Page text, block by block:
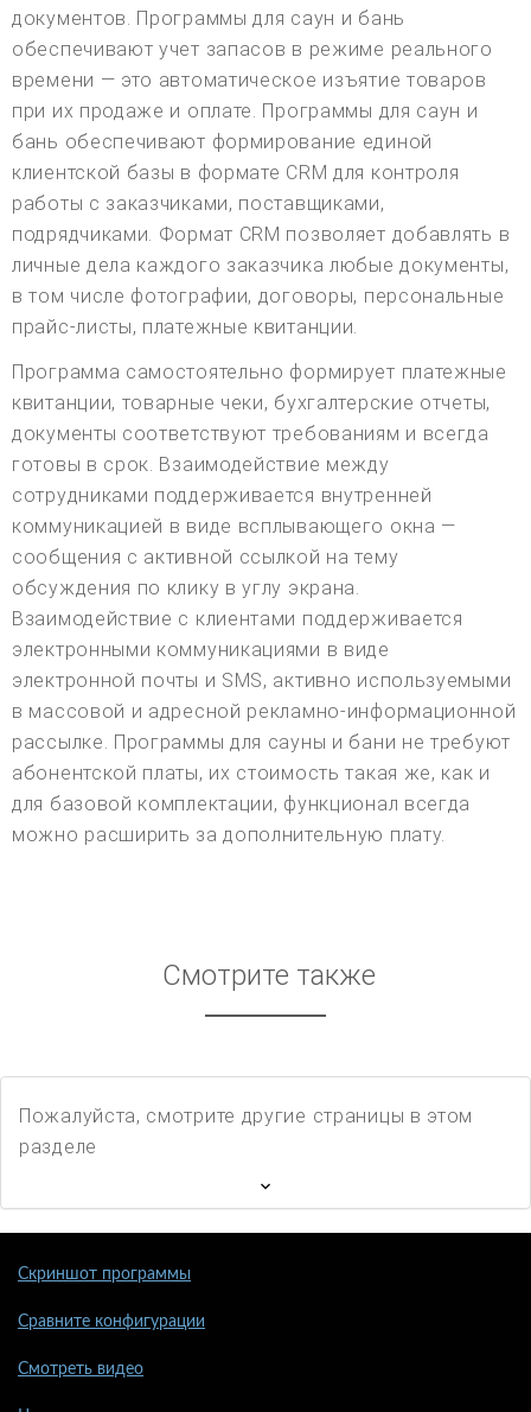
документов. Программы для саун и бань
обеспечивают учет запасов в режиме реального
времени — это автоматическое изъятие товаров
при их продаже и оплате. Программы для саун и
бань обеспечивают формирование единой
клиентской базы в формате CRM для контроля
работы с заказчиками, поставщиками,
подрядчиками. Формат CRM позволяет добавлять в
личные дела каждого заказчика любые документы,
в том числе фотографии, договоры, персональные
прайс-листы, платежные квитанции.
Программа самостоятельно формирует платежные
квитанции, товарные чеки, бухгалтерские отчеты,
документы соответствуют требованиям и всегда
готовы в срок. Взаимодействие между
сотрудниками поддерживается внутренней
коммуникацией в виде всплывающего окна —
сообщения с активной ссылкой на тему
обсуждения по клику в углу экрана.
Взаимодействие с клиентами поддерживается
электронными коммуникациями в виде
электронной почты и SMS, активно используемыми
в массовой и адресной рекламно-информационной
рассылке. Программы для сауны и бани не требуют
абонентской платы, их стоимость такая же, как и
для базовой комплектации, функционал всегда
можно расширить за дополнительную плату.
Смотрите также
Пожалуйста, смотрите другие страницы в этом
разделе
Скриншот программы
Сравните конфигурации
Смотреть видео